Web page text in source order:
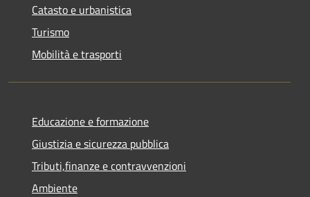
Catasto e urbanistica
Turismo
Mobilità e trasporti
Educazione e formazione
Giustizia e sicurezza pubblica
Tributi,finanze e contravvenzioni
Ambiente